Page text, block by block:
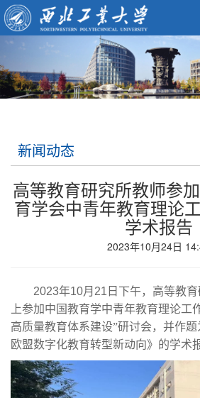
新闻动态
高等教育研究所教师参
育学会中青年教育理论
学术报告
2023年10月24日
2023年10月 21 日下午，高等教
上参加中国教育学中青年教育理论工
高质量教育体系建设”研讨会，并作
欧盟数字化教育转型新动向》的学术